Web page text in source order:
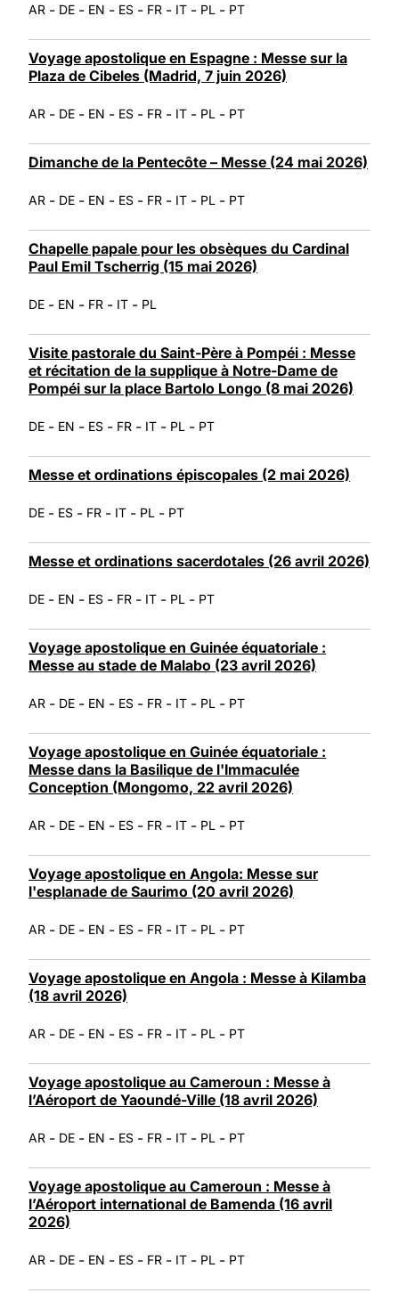
AR - DE - EN - ES - FR - IT - PL - PT
Voyage apostolique en Espagne : Messe sur la
Plaza de Cibeles (Madrid, 7 juin 2026)
AR - DE - EN - ES - FR - IT - PL - PT
Dimanche de la Pentecôte – Messe (24 mai 2026)
AR - DE - EN - ES - FR - IT - PL - PT
Chapelle papale pour les obsèques du Cardinal
Paul Emil Tscherrig (15 mai 2026)
DE - EN - FR - IT - PL
Visite pastorale du Saint-Père à Pompéi : Messe
et récitation de la supplique à Notre-Dame de
Pompéi sur la place Bartolo Longo (8 mai 2026)
DE - EN - ES - FR - IT - PL - PT
Messe et ordinations épiscopales (2 mai 2026)
DE - ES - FR - IT - PL - PT
Messe et ordinations sacerdotales (26 avril 2026)
DE - EN - ES - FR - IT - PL - PT
Voyage apostolique en Guinée équatoriale :
Messe au stade de Malabo (23 avril 2026)
AR - DE - EN - ES - FR - IT - PL - PT
Voyage apostolique en Guinée équatoriale :
Messe dans la Basilique de l'Immaculée
Conception (Mongomo, 22 avril 2026)
AR - DE - EN - ES - FR - IT - PL - PT
Voyage apostolique en Angola: Messe sur
l'esplanade de Saurimo (20 avril 2026)
AR - DE - EN - ES - FR - IT - PL - PT
Voyage apostolique en Angola : Messe à Kilamba
(18 avril 2026)
AR - DE - EN - ES - FR - IT - PL - PT
Voyage apostolique au Cameroun : Messe à
l’Aéroport de Yaoundé-Ville (18 avril 2026)
AR - DE - EN - ES - FR - IT - PL - PT
Voyage apostolique au Cameroun : Messe à
l’Aéroport international de Bamenda (16 avril
2026)
AR - DE - EN - ES - FR - IT - PL - PT